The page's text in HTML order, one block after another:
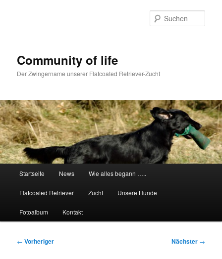
Community of life
Der Zwingername unserer Flatcoated Retriever-Zucht
Startseite News Wie alles begann …..
Flatcoated Retriever Zucht Unsere Hunde
Fotoalbum Kontakt
Beitragsnavigation
← Vorheriger Nächster →